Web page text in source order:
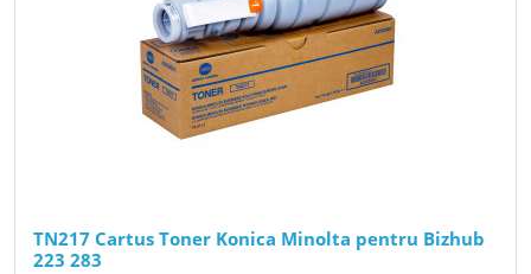
TN217 Cartus Toner Konica Minolta pentru Bizhub
223 283